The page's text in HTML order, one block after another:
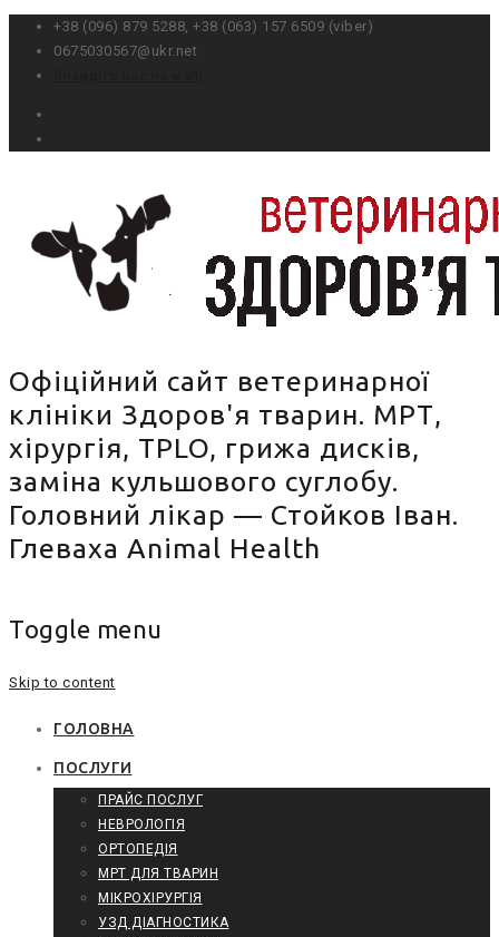
+38 (096) 879 5288, ‎+38 (0‎63) 157 6509 (viber)
0675030567@ukr.net
Офіційний сайт ветеринарної
клініки Здоров'я тварин. МРТ,
хірургія, TPLO, грижа дисків,
заміна кульшового суглобу.
Головний лікар — Стойков Іван.
Глеваха Animal Health
Toggle menu
Skip to content
ГОЛОВНА
ПОСЛУГИ
ПРАЙС ПОСЛУГ
НЕВРОЛОГІЯ
ОРТОПЕДІЯ
МРТ ДЛЯ ТВАРИН
МІКРОХІРУРГІЯ
УЗД ДІАГНОСТИКА